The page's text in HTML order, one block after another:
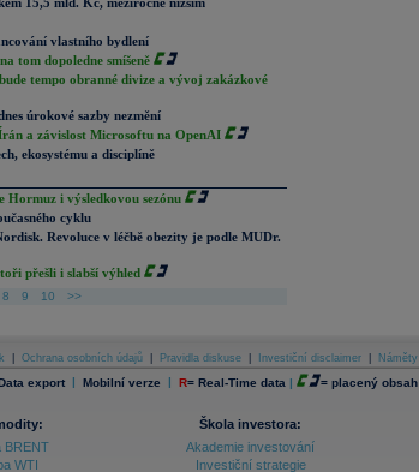
vlastního bydlení
tom dopoledne smíšeně
tempo obranné divize a vývoj zakázkové
úrokové sazby nezmění
a závislost Microsoftu na OpenAI
ekosystému a disciplíně
i výsledkovou sezónu
cyklu
Revoluce v léčbě obezity je podle MUDr.
přešli i slabší výhled
8 9 10 >>
Ochrana osobních údajů Pravidla diskuse Investiční disclaimer Náměty
export | Mobilní verze | R= Real-Time data | = placený obsah
BRENT
WTI
Škola investora:
Akademie investování
Investiční strategie